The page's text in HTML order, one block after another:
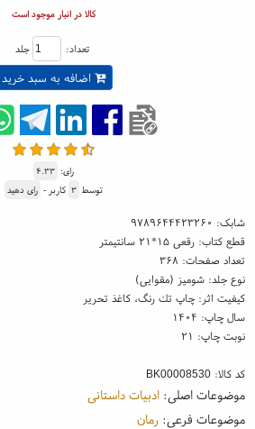
کالا در انبار موجود است
تعداد: جلد
اضافه به سبد خرید
رای: ۴.۳۳
توسط ۳ کاربر - رای دهید
شابک: ۹۷۸۹۶۴۴۴۲۳۲۶۰
قطع کتاب: رقعی ۱۵*۲۱ سانتیمتر
تعداد صفحات: ۳۶۸
نوع جلد: شومیز (مقوایی)
کیفیت اثر: چاپ تك رنگ، کاغذ تحریر
سال چاپ: ۱۴۰۴
نوبت چاپ: ۲۱
کد کالا:BK00008530
موضوعات اصلی:ادبیات داستانی
موضوعات فرعی: رمان